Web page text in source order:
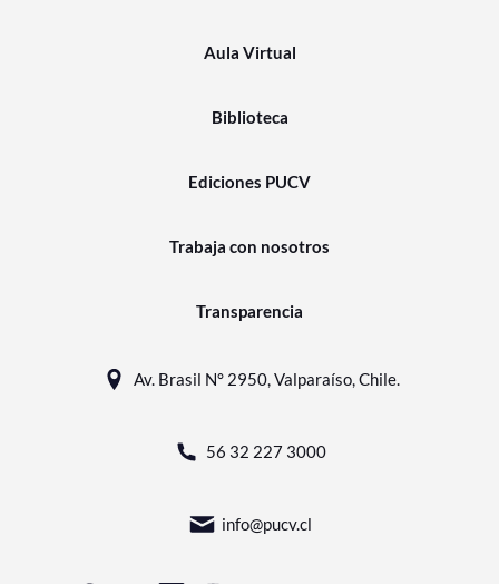
Aula Virtual
Biblioteca
Ediciones PUCV
Trabaja con nosotros
Transparencia
Av. Brasil N° 2950, Valparaíso, Chile.
56 32 227 3000
info@pucv.cl